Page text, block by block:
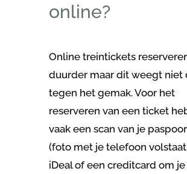
online?
Online treintickets
duurder maar dit weegt niet
tegen het gemak. Voor het
reserveren van een ticket
vaak een scan van je
(foto met je telefoon
iDeal of een creditcard om je